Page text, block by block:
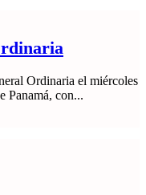
Ordinaria el miércoles
Panamá, con...